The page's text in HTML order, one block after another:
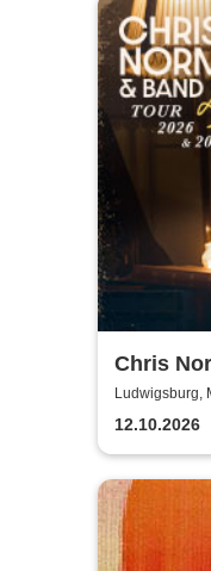
Chris
Lifelines
Ludwigsburg,
12.10.2026